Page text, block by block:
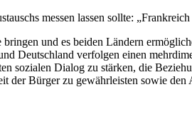
messen lassen sollte:
und es beiden Ländern
Deutschland verfolgen einen
sozialen Dialog zu stärken, die
der Bürger zu gewährleisten sowie